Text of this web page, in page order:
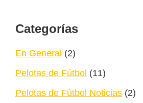
Footer
Categorías
En General (2)
Pelotas de Fútbol (11)
Pelotas de Fútbol Noticias (2)